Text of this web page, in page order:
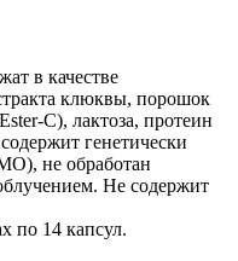
в качестве
клюквы, порошок
C), лактоза, протеин
генетически
не обработан
Не содержит
по 14 капсул.